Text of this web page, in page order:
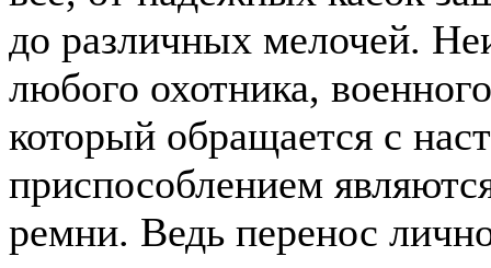
до различных мелочей.
любого охотника,
который обращается с
приспособлением
ремни. Ведь перенос